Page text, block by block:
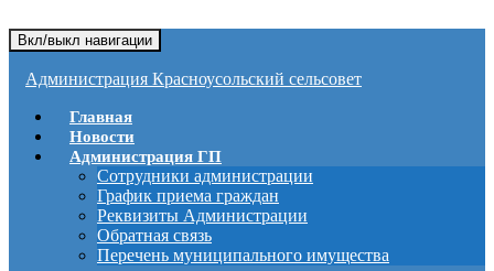
Вкл/выкл навигации
Администрация Красноусольский сельсовет
Главная
Новости
Администрация ГП
Сотрудники администрации
График приема граждан
Реквизиты Администрации
Обратная связь
Перечень муниципального имущества